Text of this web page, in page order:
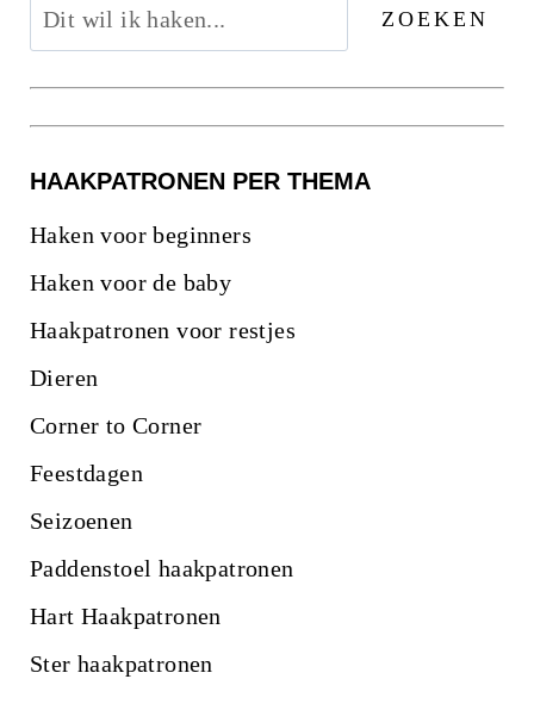
ZOEKEN
HAAKPATRONEN PER THEMA
Haken voor beginners
Haken voor de baby
Haakpatronen voor restjes
Dieren
Corner to Corner
Feestdagen
Seizoenen
Paddenstoel haakpatronen
Hart Haakpatronen
Ster haakpatronen